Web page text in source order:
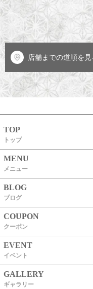
店舗までの道順を見
TOP
トップ
MENU
メニュー
BLOG
ブログ
COUPON
クーポン
EVENT
イベント
GALLERY
ギャラリー